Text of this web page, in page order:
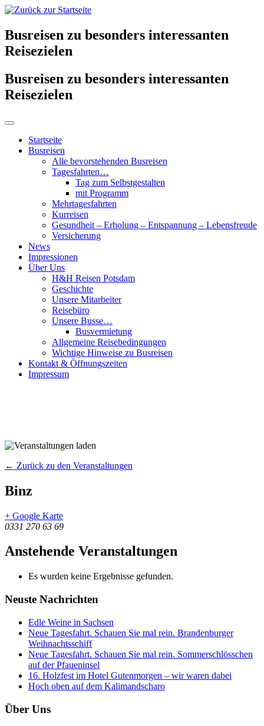
Busreisen zu besonders interessanten
Reisezielen
Busreisen zu besonders interessanten
Reisezielen
Startseite
Busreisen
Alle bevorstehenden Busreisen
Tagesfahrten…
Tag zum Selbstgestalten
mit Programm
Mehrtagesfahrten
Kurreisen
Gesundheit – Erholung – Entspannung – Lebensfreude
Versicherung
News
Impressionen
Über Uns
H&H Reisen Potsdam
Geschichte
Unsere Mitarbeiter
Reisebüro
Unsere Busse…
Busvermietung
Allgemeine Reisebedingungen
Wichtige Hinweise zu Busreisen
Kontakt & Öffnungszeiten
Impressum
← Zurück zu den Veranstaltungen
Binz
+ Google Karte
0331 270 63 69
Anstehende Veranstaltungen
Es wurden keine Ergebnisse gefunden.
Neuste Nachrichten
Edle Weine in Sachsen
Neue Tagesfahrt. Schauen Sie mal rein. Brandenburger
Weihnachtsschiff
Neue Tagesfahrt. Schauen Sie mal rein. Sommerschlösschen
auf der Pfaueninsel
16. Holzfest im Hotel Gutenmorgen – wir waren dabei
Hoch oben auf dem Kalimandscharo
Über Uns